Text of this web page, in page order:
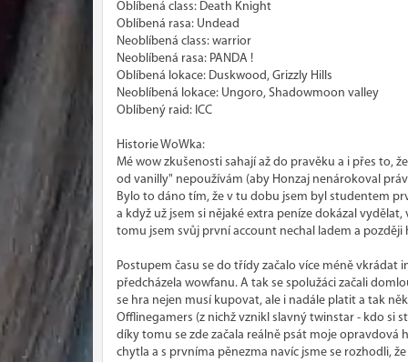
Oblíbená class: Death Knight
Oblíbená rasa: Undead
Neoblíbená class: warrior
Neoblíbená rasa: PANDA !
Oblíbená lokace: Duskwood, Grizzly Hills
Neoblíbená lokace: Ungoro, Shadowmoon valley
Oblíbený raid: ICC
Historie WoWka:
Mé wow zkušenosti sahají až do pravěku a i přes to,
od vanilly" nepoužívám (aby Honzaj nenárokoval
Bylo to dáno tím, že v tu dobu jsem byl studentem
a když už jsem si nějaké extra peníze dokázal
tomu jsem svůj první account nechal ladem a
Postupem času se do třídy začalo více méně vkrádat
předcházela wowfanu. A tak se spolužáci začali
se hra nejen musí kupovat, ale i nadále platit a tak
Offlinegamers (z nichž vznikl slavný twinstar - kdo si
díky tomu se zde začala reálně psát moje
chytla a s prvníma pěnezma navíc jsme se rozhodli,